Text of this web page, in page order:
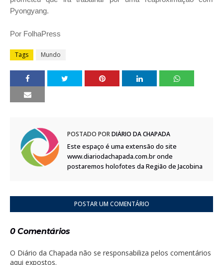
Pyongyang.
Por FolhaPress
Tags Mundo
POSTADO PORDIÁRIO DA CHAPADA
Este espaço é uma extensão do site
www.diariodachapada.com.br onde
postaremos holofotes da Região de Jacobina
POSTAR UM COMENTÁRIO
0 Comentários
O Diário da Chapada não se responsabiliza pelos comentários
aqui expostos.